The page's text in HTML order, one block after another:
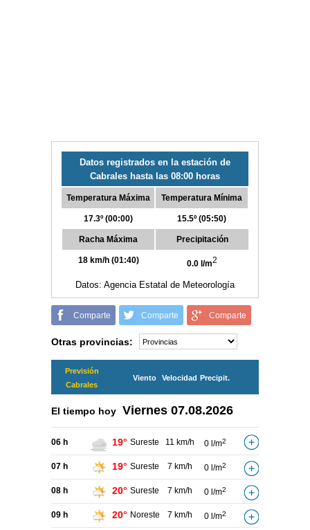
Datos registrados en la estación de
Cabrales hasta las 08:00 horas
Temperatura Máxima
17.3º (00:00)
Temperatura Mínima
15.5º (05:50)
Racha Máxima
18 km/h (01:40)
Precipitación
0.0 l/m2
Datos: Agencia Estatal de Meteorología
Comparte Comparte Comparte
Otras provincias:
Previsión
Cabrales
Viento Velocidad Precipit.
El tiempo hoy Viernes 07.08.2026
06 h 19° Sureste 11 km/h 0 l/m2
07 h 19° Sureste 7 km/h 0 l/m2
08 h 20° Sureste 7 km/h 0 l/m2
09 h 20° Noreste 7 km/h 0 l/m2